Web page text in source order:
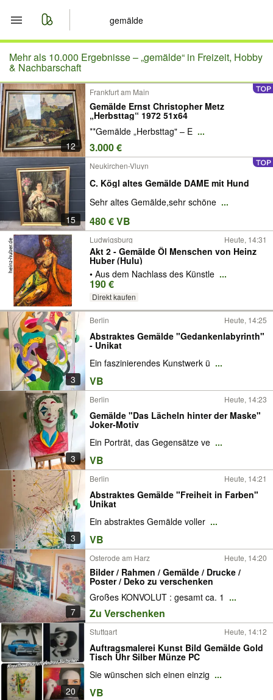
Start
Merkliste
Nachrichten
Anzeige aufgeben
Mehr als 10.000 Ergebnisse –„gemälde“ in Freizeit, Hobby
& Nachbarschaft
12
Frankfurt am Main
Gemälde Ernst Christopher Metz
„Herbsttag“ 1972 51x64
**Gemälde „Herbsttag" – E ...
3.000 €
15
Neukirchen-Vluyn
C. Kögl altes Gemälde DAME mit Hund
Sehr altes Gemälde,sehr schöne ...
480 € VB
Ludwigsburg Heute, 14:31
Akt 2 - Gemälde Öl Menschen von Heinz
Huber (Hulu)
• Aus dem Nachlass des Künstle ...
190 €
Direkt kaufen
3
Berlin Heute, 14:25
Abstraktes Gemälde "Gedankenlabyrinth"
- Unikat
Ein faszinierendes Kunstwerk ü ...
VB
3
Berlin Heute, 14:23
Gemälde "Das Lächeln hinter der Maske"
Joker-Motiv
Ein Porträt, das Gegensätze ve ...
VB
3
Berlin Heute, 14:21
Abstraktes Gemälde "Freiheit in Farben"
Unikat
Ein abstraktes Gemälde voller ...
VB
7
Osterode am Harz Heute, 14:20
Bilder / Rahmen / Gemälde / Drucke /
Poster / Deko zu verschenken
Großes KONVOLUT : gesamt ca. 1 ...
Zu Verschenken
20
Stuttgart Heute, 14:12
Auftragsmalerei Kunst Bild Gemälde Gold
Tisch Uhr Silber Münze PC
Sie wünschen sich einen einzig ...
VB